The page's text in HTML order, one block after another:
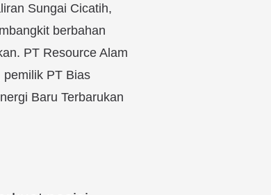
Sungai Cicatih,
berbahan
PT Resource Alam
pemilik PT Bias
Baru Terbarukan